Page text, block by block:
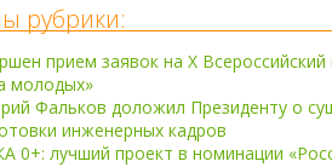
рубрики:
прием заявок на X
молодых»
Фальков доложил Президенту о
инженерных кадров
0+: лучший проект в номинации